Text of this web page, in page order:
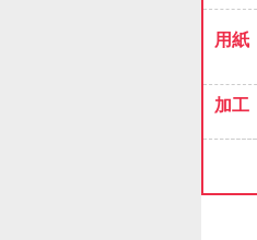
用紙
加工